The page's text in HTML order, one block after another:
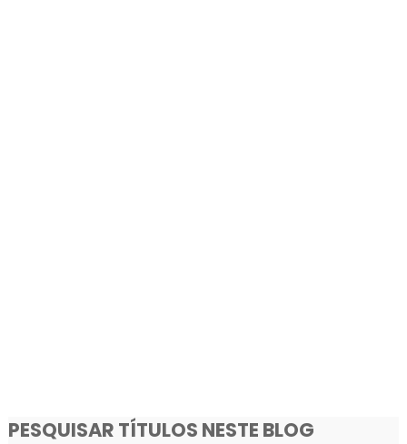
PESQUISAR TÍTULOS NESTE BLOG